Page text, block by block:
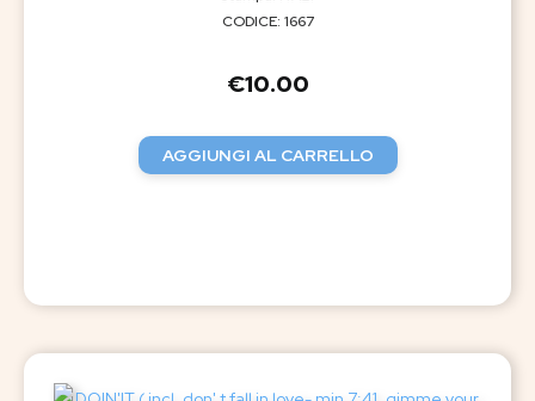
CODICE: 1667
€10.00
AGGIUNGI AL CARRELLO